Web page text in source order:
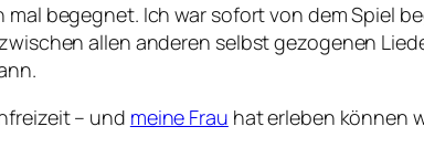
begegnet. Ich war sofort von dem Spiel
allen anderen selbst gezogenen
– und meine Frau hat erleben können